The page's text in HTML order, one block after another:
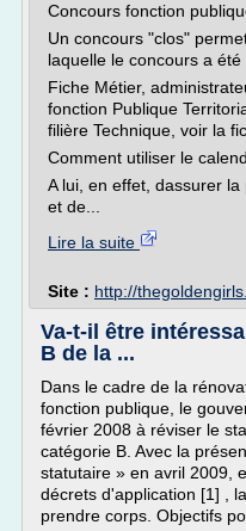
Concours fonction
Un concours "clos"
laquelle le concours a été
Fiche Métier,
fonction Publique
filière Technique, voir la
Comment utiliser le
A lui, en effet, dassurer
et de...
Lire la suite
Site : http://
Va-t-il être
B de la ...
Dans le cadre de la
fonction publique, le
février 2008 à réviser le
catégorie B. Avec la
statutaire » en avril 2009,
décrets d'application [1] ,
prendre corps. Objectifs